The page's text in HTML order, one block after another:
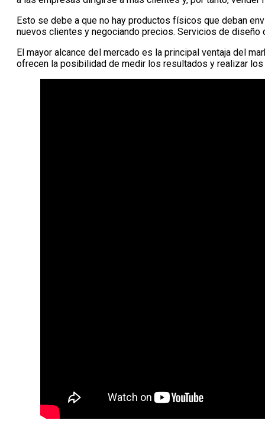
Esto se debe a que no hay productos físicos que deban
nuevos clientes y negociando precios. Servicios de
El mayor alcance del mercado es la principal ventaja del
ofrecen la posibilidad de medir los resultados y realizar